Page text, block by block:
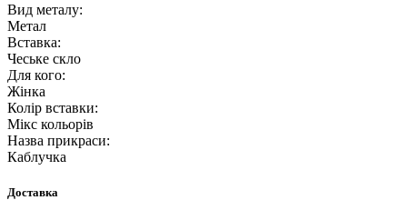
Вид металу:
Метал
Вставка:
Чеське скло
Для кого:
Жінка
Колір вставки:
Мікс кольорів
Назва прикраси:
Каблучка
Доставка